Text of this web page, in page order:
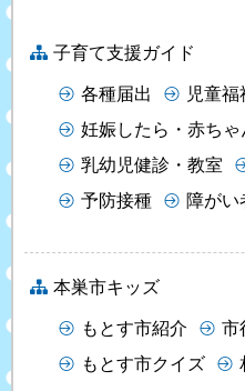
子育て支援ガイド
各種届出
児童
妊娠したら・赤ち
乳幼児健診・教室
予防接種
障がい
本巣市キッズ
もとす市紹介
市
もとす市クイズ